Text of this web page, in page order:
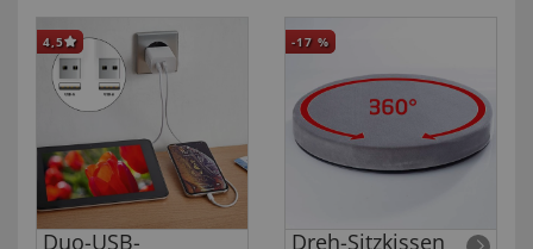
4,5
Duo-USB-
-17 %
Dreh-Sitzkissen